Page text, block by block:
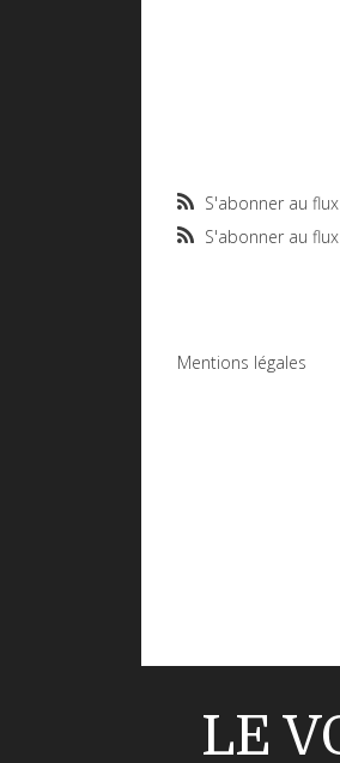
S'abonner au flux
S'abonner au flux
Mentions légales
LE